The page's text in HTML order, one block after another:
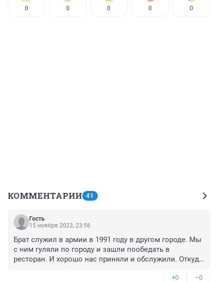
0 0 0 0 0
КОММЕНТАРИИ 41
Гость
15 ноября 2023, 23:56
Брат служил в армии в 1991 году в другом городе. Мы
с ним гуляли по городу и зашли пообедать в
ресторан. И хорошо нас приняли и обслужили. Откуда
+0 –0